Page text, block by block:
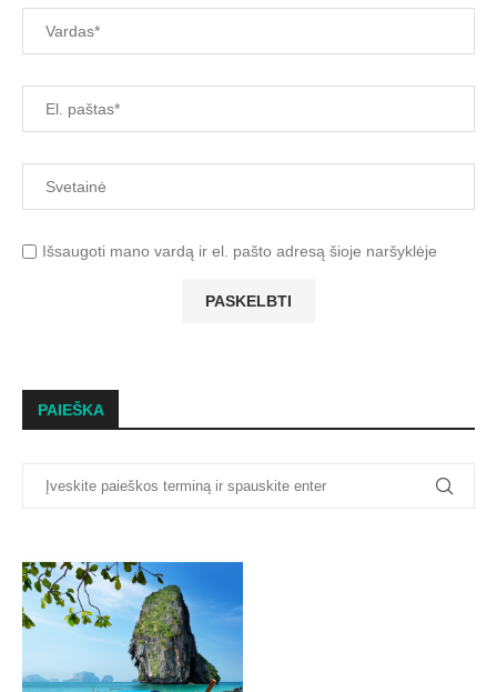
Išsaugoti mano vardą ir el. pašto adresą šioje naršyklėje
PAIEŠKA